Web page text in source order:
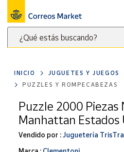
¿Qué estás buscando?
clave
para
buscar
productos
Correos
Market
Menú
Nuestro
catálogo
Alimentación
Ocio y cultura
Juguetes y
juegos
Libros y
INICIO
JUGUETES Y JUEGOS
PUZZLES Y ROMPECABEZAS
Puzzle 2000 Piezas
Manhattan Estados
Vendido por :Juguetería